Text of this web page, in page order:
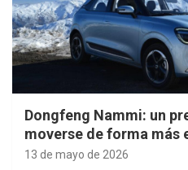
Dongfeng Nammi: un
moverse de forma más
13 de mayo de 2026